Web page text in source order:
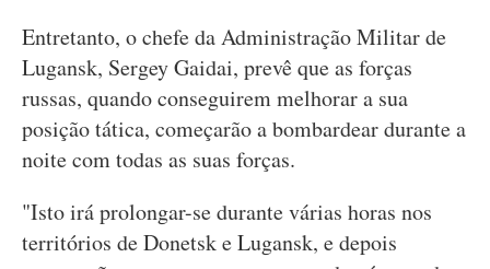
Entretanto, o chefe da Administração Militar de
Lugansk, Sergey Gaidai, prevê que as forças
russas, quando conseguirem melhorar a sua
posição tática, começarão a bombardear durante a
noite com todas as suas forças.
"Isto irá prolongar-se durante várias horas nos
territórios de Donetsk e Lugansk, e depois